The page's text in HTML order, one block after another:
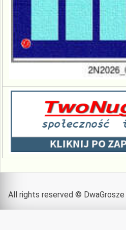
All rights reserved © DwaGrosze